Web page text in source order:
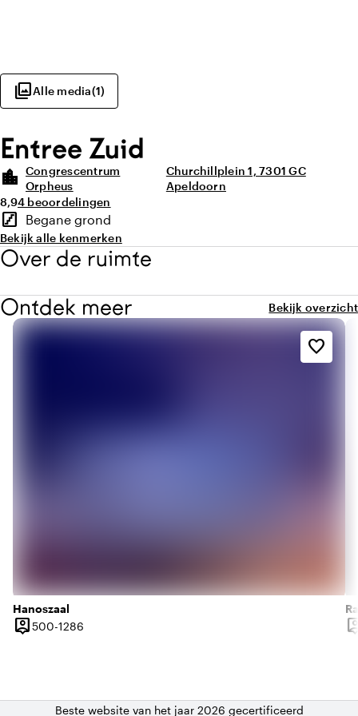
photo_libraryAlle media(1)
Entree Zuid
location_city Congrescentrum
Orpheus
Churchillplein 1, 7301 GC
Apeldoorn
Gemiddelde beoordeling van 8,9 uit 10
8,9Aantal beoordelingen: 4
4 beoordelingen
Highlights
stairs
Verdieping
Begane grond
Bekijk alle kenmerken
Over de ruimte
Ontdek meer
Bekijk overzicht
Hanoszaal
person_pin
Capaciteit
500-1286
favorite_border
Beste website van het jaar 2026 gecertificeerd